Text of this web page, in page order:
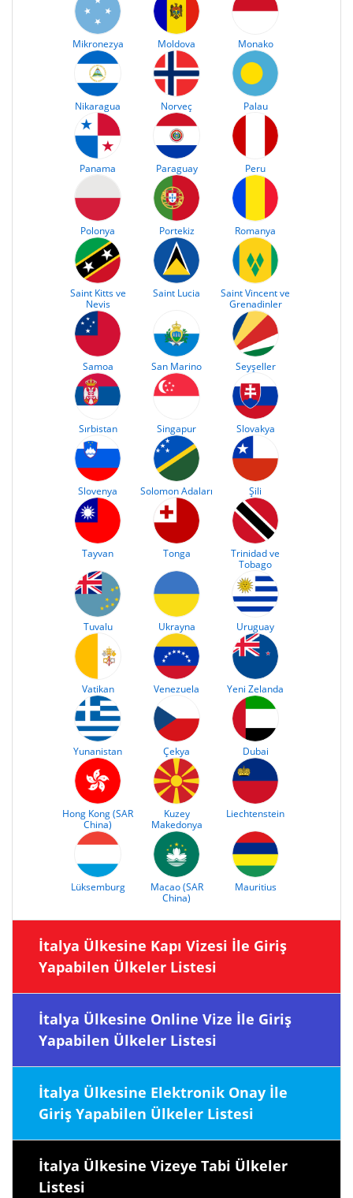
Mikronezya Moldova Monako
Nikaragua Norveç Palau
Panama Paraguay Peru
Polonya Portekiz Romanya
Saint Kitts ve
Nevis
Saint Lucia
Saint Vincent ve
Grenadinler
Samoa San Marino Seyşeller
Sırbistan Singapur Slovakya
Slovenya Solomon Adaları Şili
Tayvan Tonga
Trinidad ve
Tobago
Tuvalu Ukrayna Uruguay
Vatikan Venezuela Yeni Zelanda
Yunanistan Çekya Dubai
Hong Kong (SAR
China)
Kuzey
Makedonya
Liechtenstein
Lüksemburg
Macao (SAR
China)
Mauritius
İtalya Ülkesine Kapı Vizesi İle Giriş
Yapabilen Ülkeler Listesi
İtalya Ülkesine Online Vize İle Giriş
Yapabilen Ülkeler Listesi
İtalya Ülkesine Elektronik Onay İle
Giriş Yapabilen Ülkeler Listesi
İtalya Ülkesine Vizeye Tabi Ülkeler
Listesi